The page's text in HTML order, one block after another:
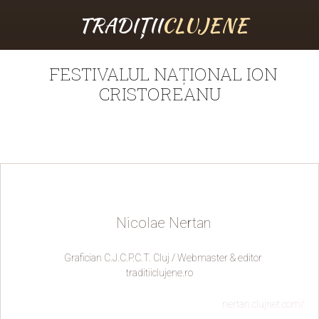
TRADIȚIICLUJENE
FESTIVALUL NAȚIONAL ION
CRISTOREANU
Nicolae Nertan
Grafician C.J.C.P.C.T. Cluj / Webmaster & editor
traditiiclujene.ro
nertan.clujnet.com/